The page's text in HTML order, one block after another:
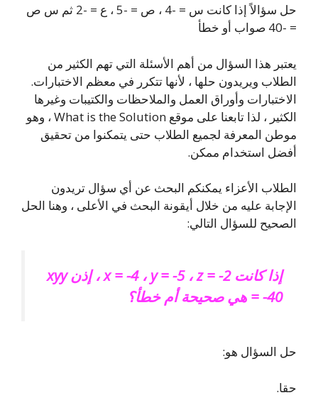
حل سؤالاً إذا كانت س = -4 ، ص = -5 ، ع = -2 ثم س ص
= -40 صواب أو خطأ
يعتبر هذا السؤال من أهم الأسئلة التي تهم الكثير من
الطلاب ويريدون حلها ، لأنها تتكرر في معظم الاختبارات.
الاختبارات وأوراق العمل والملاحظات والكتيبات وغيرها
الكثير ، لذا تابعنا على موقع What is the Solution ، وهو
موطن المعرفة لجميع الطلاب حتى يتمكنوا من تحقيق
أفضل استخدام ممكن.
الطلاب الأعزاء يمكنكم البحث عن أي سؤال تريدون
الإجابة عليه من خلال أيقونة البحث في الأعلى ، وهنا الحل
الصحيح للسؤال التالي:
إذا كانت x = -4 ، y = -5 ، z = -2 ، إذن xyy
= -40 هي صحيحة أم خطأ؟
حل السؤال هو:
حقا.